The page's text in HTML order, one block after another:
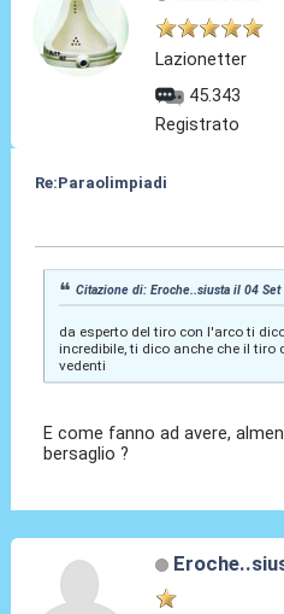
Lazionetter
45.343
Registrato
Re:Paraolimpiadi
Citazione di: Eroche..siusta il 04
da esperto del tiro con l'arco ti
incredibile, ti dico anche che il
vedenti
E come fanno ad avere,
bersaglio ?